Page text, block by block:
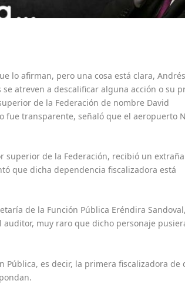
lo afirman, pero una cosa está clara,
atreven a descalificar alguna acción o su
de la Federación de nombre David
fue transparente, señaló que el aeropuerto
superior de la Federación, recibió un
que dicha dependencia fiscalizadora está
de la Función Pública Eréndira
muy raro que dicho personaje
Pública, es decir, la primera fiscalizadora de